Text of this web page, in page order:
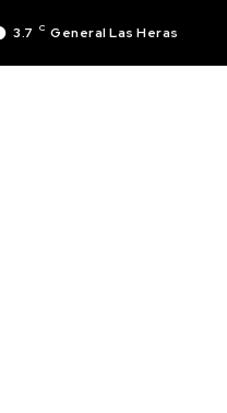
3.7 C General Las Heras